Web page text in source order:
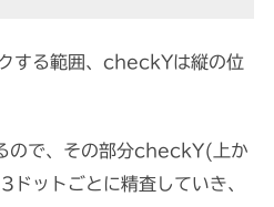
する範囲、checkYは縦の位
ので、その部分checkY(上か
ットごとに精査していき、